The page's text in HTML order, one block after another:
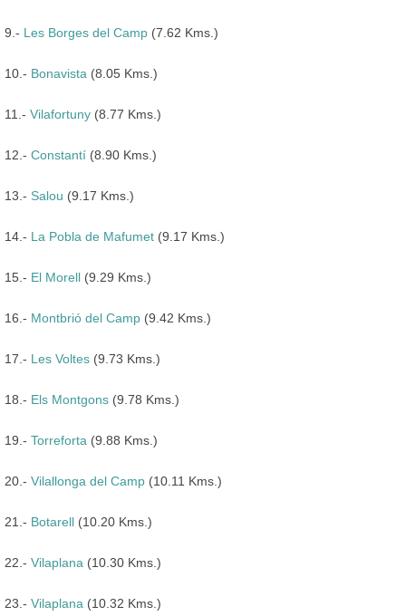
9.- Les Borges del Camp (7.62 Kms.)
10.- Bonavista (8.05 Kms.)
11.- Vilafortuny (8.77 Kms.)
12.- Constantí (8.90 Kms.)
13.- Salou (9.17 Kms.)
14.- La Pobla de Mafumet (9.17 Kms.)
15.- El Morell (9.29 Kms.)
16.- Montbrió del Camp (9.42 Kms.)
17.- Les Voltes (9.73 Kms.)
18.- Els Montgons (9.78 Kms.)
19.- Torreforta (9.88 Kms.)
20.- Vilallonga del Camp (10.11 Kms.)
21.- Botarell (10.20 Kms.)
22.- Vilaplana (10.30 Kms.)
23.- Vilaplana (10.32 Kms.)